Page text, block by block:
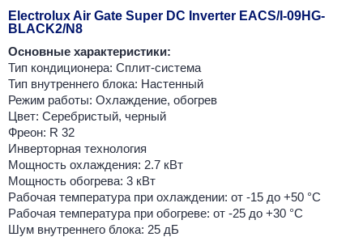
Electrolux Air Gate Super DC Inverter EACS/I-09HG-
BLACK2/N8
Основные характеристики:
Тип кондиционера: Сплит-система
Тип внутреннего блока: Настенный
Режим работы: Охлаждение, обогрев
Цвет: Серебристый, черный
Фреон: R 32
Инверторная технология
Мощность охлаждения: 2.7 кВт
Мощность обогрева: 3 кВт
Рабочая температура при охлаждении: от -15 до +50 °C
Рабочая температура при обогреве: от -25 до +30 °C
Шум внутреннего блока: 25 дБ